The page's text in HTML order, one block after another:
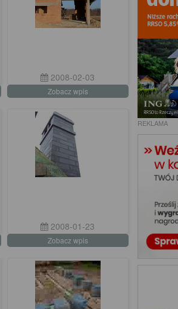
2008-02-03
Zobacz wpis
2008-01-23
Zobacz wpis
REKLAMA